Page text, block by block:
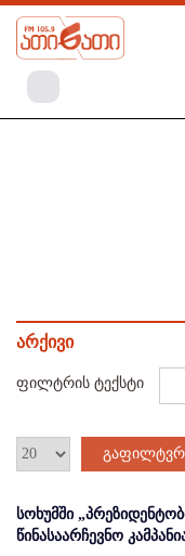
არქივი
ფილტრის ტექსტი
სოხუმში
წინასაარჩევნო